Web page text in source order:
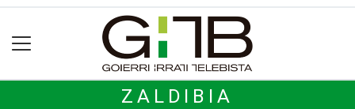
ZALDIBIA